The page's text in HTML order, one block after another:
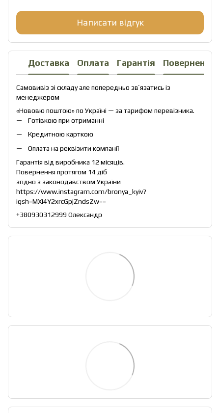
Написати відгук
Доставка Оплата Гарантія Повернення
Самовивіз зі складу але попередньо звʼязатись із
менеджером
«Нововю поштою» по Україні — за тарифом перевізника.
Готівкою при отриманні
Кредитною карткою
Оплата на реквізити компанії
Гарантія від виробника 12 місяців.
Повернення протягом 14 діб
згідно з законодавством України
https://www.instagram.com/bronya_kyiv?
igsh=MXI4Y2xrcGpjZndsZw==
+380930312999 Олександр